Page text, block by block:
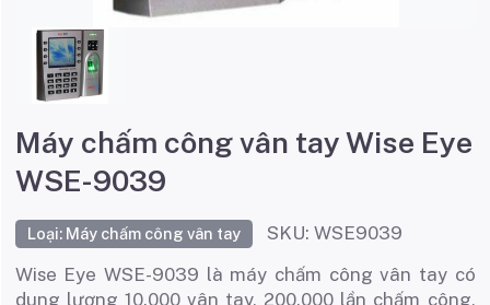
Máy chấm công vân tay Wise Eye
WSE-9039
Loại: Máy chấm công vân tay
SKU: WSE9039
Wise Eye WSE-9039 là máy chấm công vân tay có
dung lượng 10.000 vân tay, 200.000 lần chấm công,